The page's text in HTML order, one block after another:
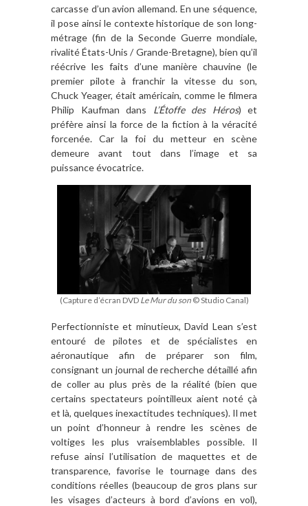
carcasse d’un avion allemand. En une séquence,
il pose ainsi le contexte historique de son long-
métrage (fin de la Seconde Guerre mondiale,
rivalité États-Unis / Grande-Bretagne), bien qu’il
réécrive les faits d’une manière chauvine (le
premier pilote à franchir la vitesse du son,
Chuck Yeager, était américain, comme le filmera
Philip Kaufman dans L’Étoffe des Héros) et
préfère ainsi la force de la fictionà la véracité
forcenée. Car la foi du metteur en scène
demeure avant tout dans l’image et sa
puissance évocatrice.
(Capture d’écran DVD Le Mur du son© Studio Canal)
Perfectionniste et minutieux, David Lean s’est
entouré de pilotes et de spécialistes en
aéronautique afin de préparer son film,
consignant un journal de recherche détaillé afin
de coller au plus près de la réalité(bien que
certains spectateurs pointilleux aient noté çà
et là, quelques inexactitudes techniques). Il met
un point d’honneurà rendre les scènes de
voltiges les plus vraisemblables possible. Il
refuse ainsi l’utilisation de maquettes et de
transparence, favorise le tournage dans des
conditions réelles (beaucoup de gros plans sur
les visages d’acteurs àbord d’avions en vol),